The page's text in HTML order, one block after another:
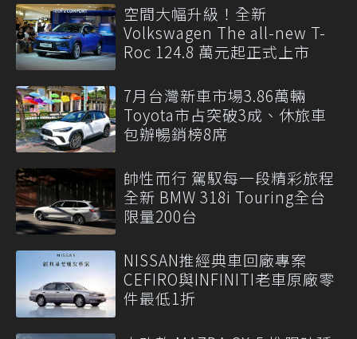
空間大幅升級！全新
Volkswagen The all-new T-
Roc 124.8 萬元起正式上市
7月台灣新車市場3.86萬輛
Toyota市占突破3成、休旅車
包辦暢銷榜8席
帥性而行 駕馭每一段精彩旅程
全新 BMW 318i Touring全台
限量200台
NISSAN推經典車回廠專案
CEFIRO與INFINITI老車原廠零
件最低1折